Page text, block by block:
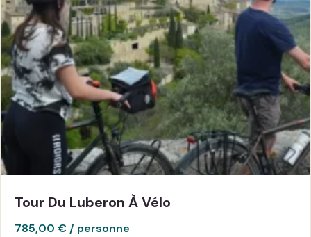
Tour Du Luberon À Vélo
785,00 €